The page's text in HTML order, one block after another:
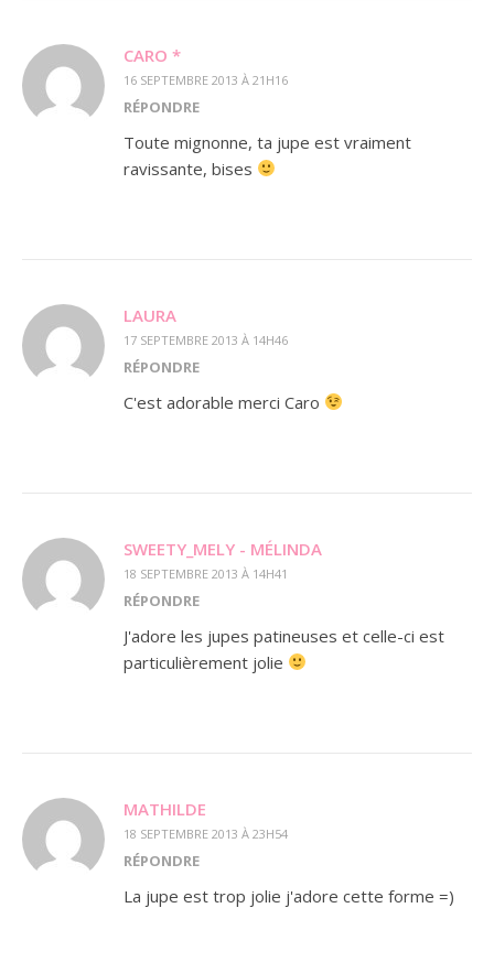
CARO *
16 SEPTEMBRE 2013 À 21H16
RÉPONDRE
Toute mignonne, ta jupe est vraiment
ravissante, bises
LAURA
17 SEPTEMBRE 2013 À 14H46
RÉPONDRE
C'est adorable merci Caro
SWEETY_MELY - MÉLINDA
18 SEPTEMBRE 2013 À 14H41
RÉPONDRE
J'adore les jupes patineuses et celle-ci est
particulièrement jolie
MATHILDE
18 SEPTEMBRE 2013 À 23H54
RÉPONDRE
La jupe est trop jolie j'adore cette forme =)